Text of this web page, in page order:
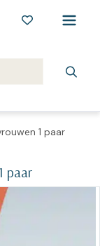
1 paar
paar